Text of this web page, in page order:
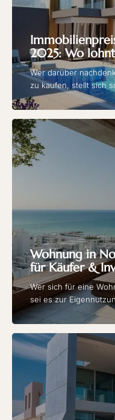
2025: Wo
Wer darüber
zu kaufen, stellt sich
Wohnung in
für Käufer &
Wer sich für eine
sei es zur